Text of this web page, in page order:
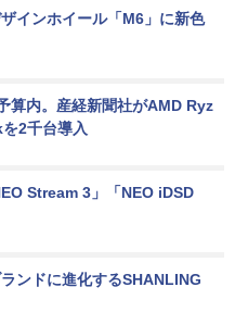
インホイール「M6」に新色
算内。産経新聞社がAMD Ryz
2千台導入
Stream 3」「NEO iDSD
ンドに進化するSHANLING